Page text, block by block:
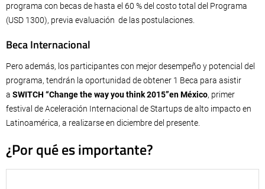
programa con becas de hasta el 60 % del costo total del Programa
(USD 1300), previa evaluación de las postulaciones.
Beca Internacional
Pero además, los participantes con mejor desempeño y potencial del
programa, tendrán la oportunidad de obtener 1 Beca para asistir
a SWITCH “Change the way you think 2015”en México, primer
festival de Aceleración Internacional de Startups de alto impacto en
Latinoamérica, a realizarse en diciembre del presente.
¿Por qué es importante?